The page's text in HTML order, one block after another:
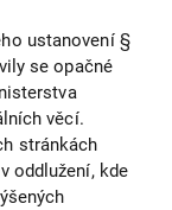
ustanovení §
se opačné
věcí.
stránkách
oddlužení, kde